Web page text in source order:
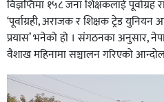
विज्ञप्तिमा १५८ जना शिक्षकलाई
‘पूर्वाग्रही, अराजक र शिक्षक ट्रेड
प्रयास’ भनेको हाे । संगठनका अनुसार,
वैशाख महिनामा सञ्चालन गरिएको